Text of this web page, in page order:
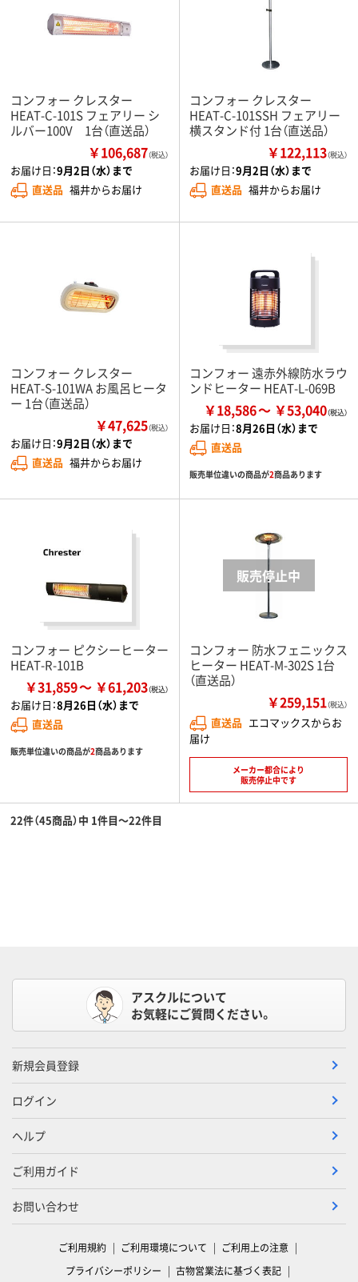
コンフォー クレスター
HEAT-C-101S フェアリー シ
ルバー100V 1台（直送品）
￥106,687（税込）
お届け日：9月2日（水）まで
直送品 福井からお届け
コンフォー クレスター
HEAT-C-101SSH フェアリー
横スタンド付 1台（直送品）
￥122,113（税込）
お届け日：9月2日（水）まで
直送品 福井からお届け
コンフォー クレスター
HEAT-S-101WA お風呂ヒータ
ー 1台（直送品）
￥47,625（税込）
お届け日：9月2日（水）まで
直送品 福井からお届け
コンフォー 遠赤外線防水ラウ
ンドヒーター HEAT-L-069B
￥18,586 ￥53,040
お届け日：8月26日（水）まで
直送品
販売単位違いの商品が2商品あります
コンフォー ピクシーヒーター
HEAT-R-101B
￥31,859 ￥61,203
お届け日：8月26日（水）まで
直送品
販売単位違いの商品が2商品あります
コンフォー 防水フェニックス
ヒーター HEAT-M-302S 1台
（直送品）
￥259,151（税込）
直送品 エコマックスからお
届け
メーカー都合により
販売停止中です
22件（45商品）中 1件目～22件目
アスクルについて
お気軽にご質問ください。
新規会員登録
ログイン
ヘルプ
ご利用ガイド
お問い合わせ
ご利用規約 ご利用環境について
ご利用上の注意
プライバシーポリシー
古物営業法に基づく表記